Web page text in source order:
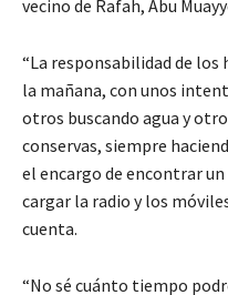
vecino de Rafah, Abu
“La responsabilidad de
la mañana, con unos
otros buscando agua y
conservas, siempre
el encargo de encontrar
cargar la radio y los
cuenta.
“No sé cuánto tiempo